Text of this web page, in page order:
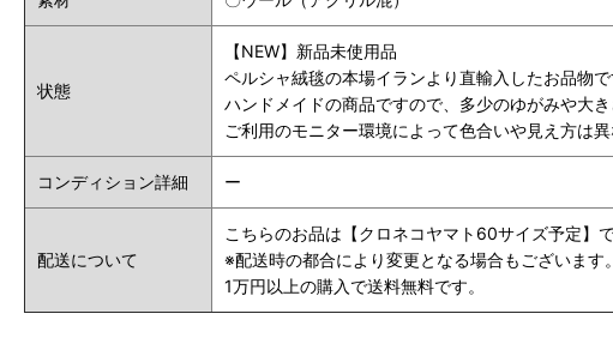
状態
【NEW】新品未使用品
ペルシャ絨毯の本場イランより直輸入したお品物で
ハンドメイドの商品ですので、多少のゆがみや大
ご利用のモニター環境によって色合いや見え方は
コンディション詳細 ー
配送について
こちらのお品は【クロネコヤマト60サイズ予定】
※配送時の都合により変更となる場合もございます
1万円以上の購入で送料無料です。